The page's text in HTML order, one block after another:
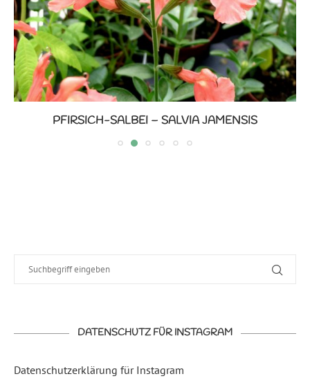
PFIRSICH-SALBEI – SALVIA JAMENSIS
DATENSCHUTZ FÜR INSTAGRAM
Datenschutzerklärung für Instagram